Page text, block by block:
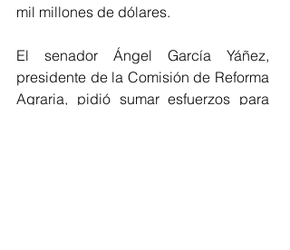
mil millones de dólares.
El senador Ángel García Yáñez,
presidente de la Comisión de Reforma
Agraria, pidió sumar esfuerzos para